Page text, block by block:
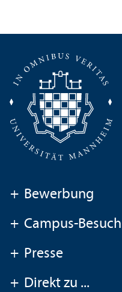
+ Bewerbung
+ Campus-Besuch
+ Presse
+ Direkt zu ...